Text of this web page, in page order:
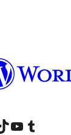
konto
our TikTok account
Visit our YouTube channel
Visit our Tumblr account